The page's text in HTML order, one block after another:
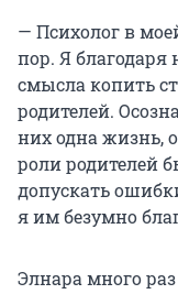
— Психолог в
пор. Я благодаря
смысла копить
родителей.
них одна жизнь,
роли родителей
допускать
я им безумно
Элнара много